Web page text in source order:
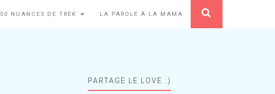
50 NUANCES DE TREK LA PAROLE À LA MAMA
PARTAGE LE LOVE :)